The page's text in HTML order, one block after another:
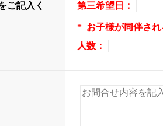
ご記入く
第三希望日：
* お子様が同伴され
人数：